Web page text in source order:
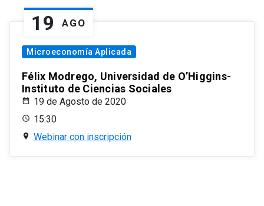
19 AGO
Microeconomía Aplicada
Félix Modrego, Universidad de O’Higgins-
Instituto de Ciencias Sociales
19 de Agosto de 2020
15:30
Webinar con inscripción